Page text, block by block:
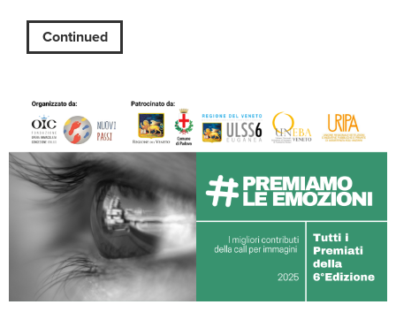
Continued